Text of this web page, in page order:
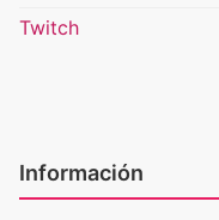
Twitch
Información